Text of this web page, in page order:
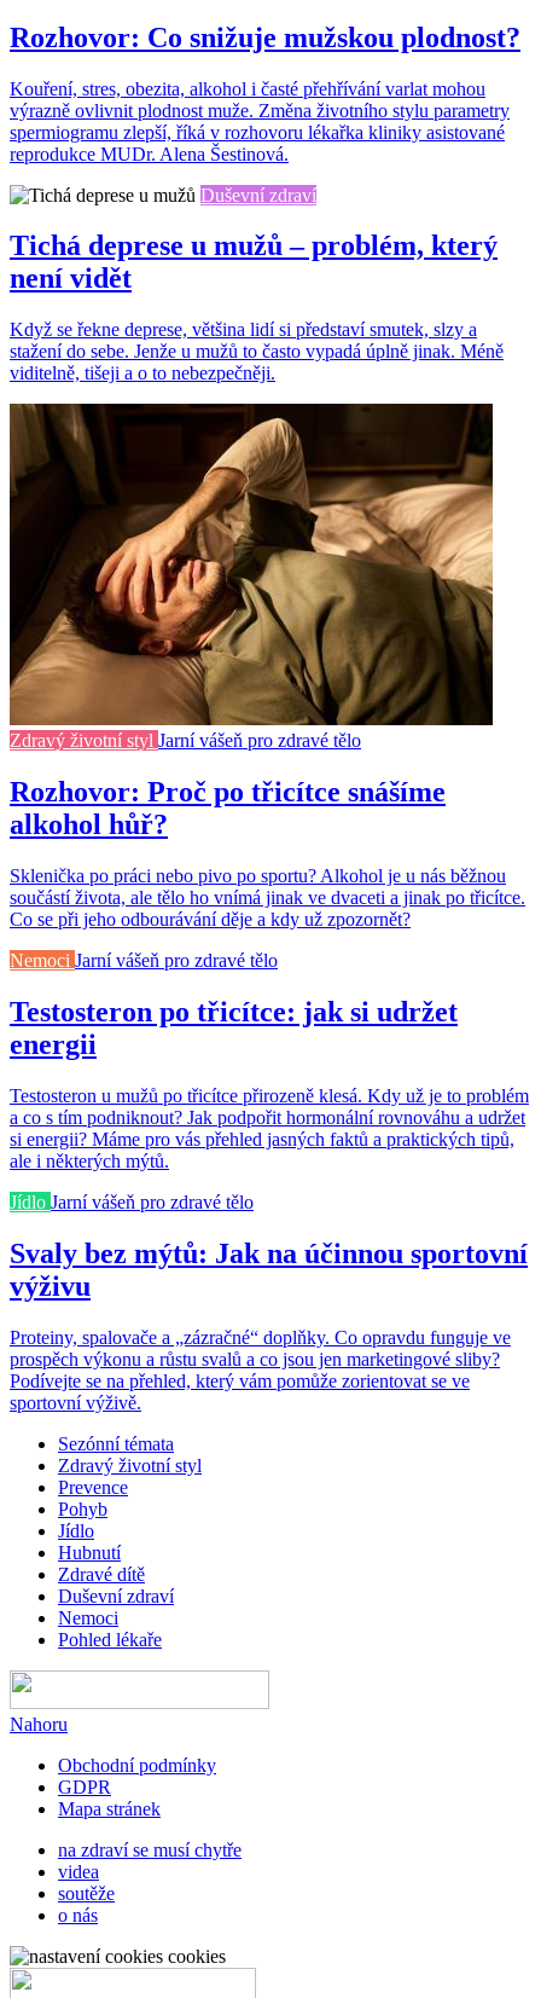
Rozhovor: Co snižuje mužskou plodnost?
Kouření, stres, obezita, alkohol i časté přehřívání varlat mohou
výrazně ovlivnit plodnost muže. Změna životního stylu parametry
spermiogramu zlepší, říká v rozhovoru lékařka kliniky asistované
reprodukce MUDr. Alena Šestinová.
Duševní zdraví
Tichá deprese u mužů – problém, který
není vidět
Když se řekne deprese, většina lidí si představí smutek, slzy a
stažení do sebe. Jenže u mužů to často vypadá úplně jinak. Méně
viditelně, tišeji a o to nebezpečněji.
Zdravý životní styl Jarní vášeň pro zdravé tělo
Rozhovor: Proč po třicítce snášíme
alkohol hůř?
Sklenička po práci nebo pivo po sportu? Alkohol je u nás běžnou
součástí života, ale tělo ho vnímá jinak ve dvaceti a jinak po třicítce.
Co se při jeho odbourávání děje a kdy už zpozornět?
Nemoci Jarní vášeň pro zdravé tělo
Testosteron po třicítce: jak si udržet
energii
Testosteron u mužů po třicítce přirozeně klesá. Kdy už je to problém
a co s tím podniknout? Jak podpořit hormonální rovnováhu a udržet
si energii? Máme pro vás přehled jasných faktů a praktických tipů,
ale i některých mýtů.
Jídlo Jarní vášeň pro zdravé tělo
Svaly bez mýtů: Jak na účinnou sportovní
výživu
Proteiny, spalovače a „zázračné“ doplňky. Co opravdu funguje ve
prospěch výkonu a růstu svalů a co jsou jen marketingové sliby?
Podívejte se na přehled, který vám pomůže zorientovat se ve
sportovní výživě.
Sezónní témata
Zdravý životní styl
Prevence
Pohyb
Jídlo
Hubnutí
Zdravé dítě
Duševní zdraví
Nemoci
Pohled lékaře
Nahoru
Obchodní podmínky
GDPR
Mapa stránek
na zdraví se musí chytře
videa
soutěže
o nás
cookies